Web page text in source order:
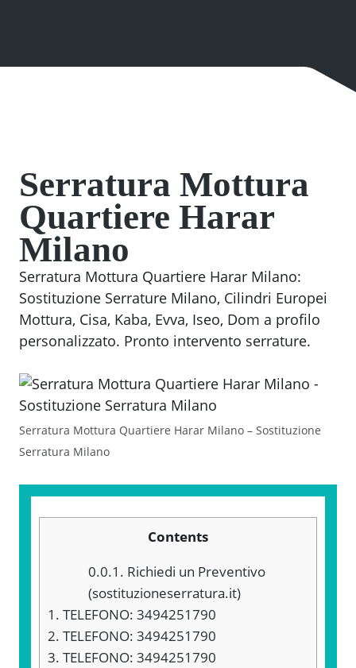
Serratura Mottura
Quartiere Harar
Milano
Serratura Mottura Quartiere Harar Milano:
Sostituzione Serrature Milano, Cilindri Europei
Mottura, Cisa, Kaba, Evva, Iseo, Dom a profilo
personalizzato. Pronto intervento serrature.
Serratura Mottura Quartiere Harar Milano – Sostituzione
Serratura Milano
Contents
0.0.1. Richiedi un Preventivo
(sostituzioneserratura.it)
1. TELEFONO: 3494251790
2. TELEFONO: 3494251790
3. TELEFONO: 3494251790